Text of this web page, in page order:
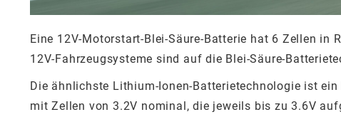
Eine 12V-Motorstart-Blei-Säure-Batterie hat 6 Zellen in
12V-Fahrzeugsysteme sind auf die Blei-Säure-
Die ähnlichste Lithium-Ionen-Batterietechnologie ist
mit Zellen von 3.2V nominal, die jeweils bis zu 3.6V